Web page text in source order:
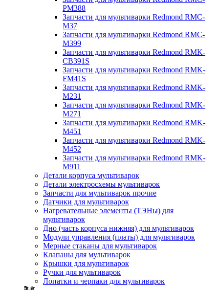
PM388
Запчасти для мультиварки Redmond RMC-
M37
Запчасти для мультиварки Redmond RMC-
M399
Запчасти для мультиварки Redmond RMK-
CB391S
Запчасти для мультиварки Redmond RMK-
FM41S
Запчасти для мультиварки Redmond RMK-
M231
Запчасти для мультиварки Redmond RMK-
M271
Запчасти для мультиварки Redmond RMK-
M451
Запчасти для мультиварки Redmond RMK-
M452
Запчасти для мультиварки Redmond RMK-
M911
Детали корпуса мультиварок
Детали электросхемы мультиварок
Запчасти для мультиварок прочие
Датчики для мультиварок
Нагревательные элементы (ТЭНы) для
мультиварок
Дно (часть корпуса нижняя) для мультиварок
Модули управления (платы) для мультиварок
Мерные стаканы для мультиварок
Клапаны для мультиварок
Крышки для мультиварок
Ручки для мультиварок
Лопатки и черпаки для мультиварок